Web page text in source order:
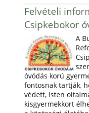
Felvételi
Csipkebokor
A
óvódás korú
fontosnak tartják,
védett, Isten
kisgyermekkort